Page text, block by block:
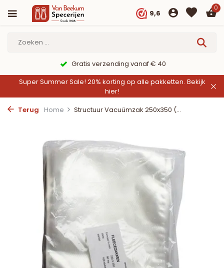
9,6
0
Gratis verzending vanaf € 40
Super Summer Sale! 20% korting op alle pakketten. Bekijk
hier!
Terug
Home Structuur Vacuümzak 250x350 (...